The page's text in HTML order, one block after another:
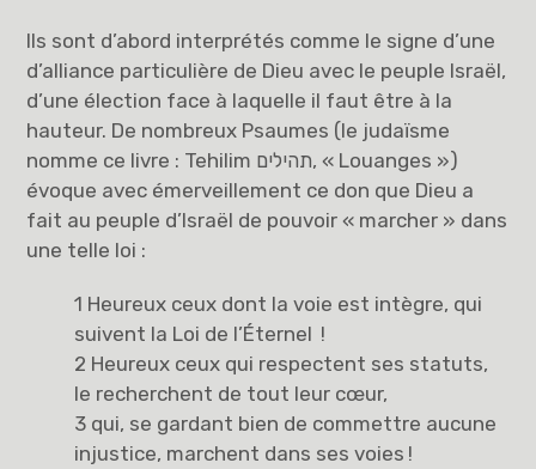
Ils sont d’abord interprétés comme le signe d’une
d’alliance particulière de Dieu avec le peuple Israël,
d’une élection face à laquelle il faut être à la
hauteur. De nombreux Psaumes (le judaïsme
nomme ce livre : Tehilim תהילים, « Louanges »)
évoque avec émerveillement ce don que Dieu a
fait au peuple d’Israël de pouvoir « marcher » dans
une telle loi :
1 Heureux ceux dont la voie est intègre, qui
suivent la Loi de l’Éternel !
2 Heureux ceux qui respectent ses statuts,
le recherchent de tout leur cœur,
3 qui, se gardant bien de commettre aucune
injustice, marchent dans ses voies !